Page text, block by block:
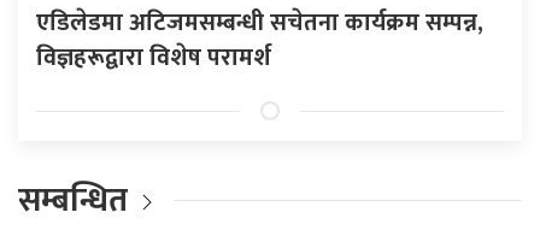
एडिलेडमा अटिजमसम्बन्धी सचेतना कार्यक्रम सम्पन्न,
विज्ञहरूद्वारा विशेष परामर्श
सम्बन्धित